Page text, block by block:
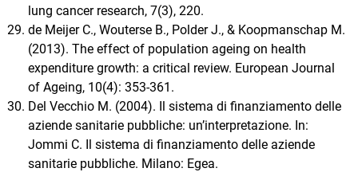
lung cancer research, 7(3), 220.
de Meijer C., Wouterse B., Polder J., & Koopmanschap M.
(2013). The effect of population ageing on health
expenditure growth: a critical review. European Journal
of Ageing, 10(4): 353-361.
Del Vecchio M. (2004). Il sistema di finanziamento delle
aziende sanitarie pubbliche: un’interpretazione. In:
Jommi C. Il sistema di finanziamento delle aziende
sanitarie pubbliche. Milano: Egea.